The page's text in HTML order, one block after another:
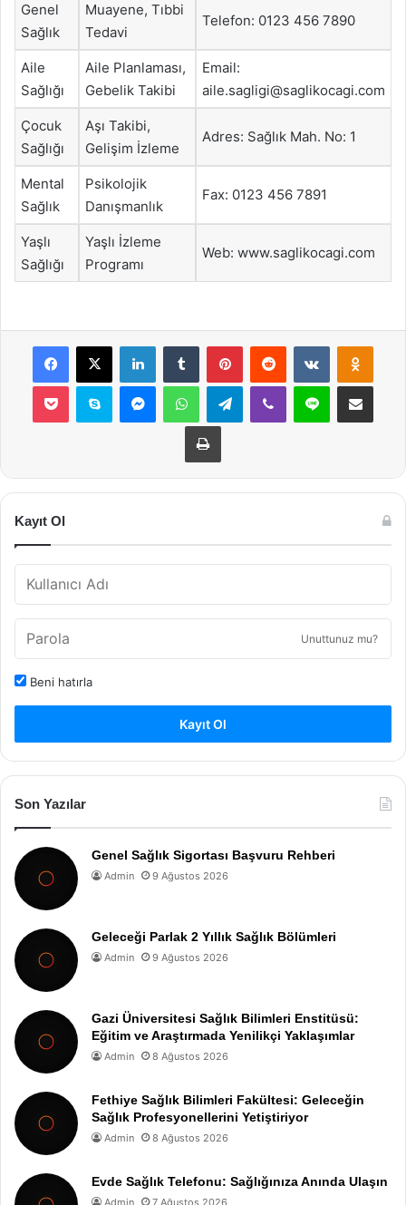
Genel
Sağlık
Muayene, Tıbbi
Tedavi
Telefon: 0123 456 7890
Aile
Sağlığı
Aile Planlaması,
Gebelik Takibi
Email:
aile.sagligi@saglikocagi.com
Çocuk
Sağlığı
Aşı Takibi,
Gelişim İzleme
Adres: Sağlık Mah. No: 1
Mental
Sağlık
Psikolojik
Danışmanlık
Fax: 0123 456 7891
Yaşlı
Sağlığı
Yaşlı İzleme
Programı
Web: www.saglikocagi.com
Facebook
X LinkedInTumblr PinterestReddit VKontakte
Pocket Skype MessengerWhatsAppTelegramViber Line E-Posta ile
Yazdır
Kayıt Ol
Unuttunuz mu?
Beni hatırla
Kayıt Ol
Son Yazılar
Genel Sağlık Sigortası Başvuru Rehberi
Admin 9 Ağustos 2026
Geleceği Parlak 2 Yıllık Sağlık Bölümleri
Admin 9 Ağustos 2026
Gazi Üniversitesi Sağlık Bilimleri Enstitüsü:
Eğitim ve Araştırmada Yenilikçi Yaklaşımlar
Admin 8 Ağustos 2026
Fethiye Sağlık Bilimleri Fakültesi: Geleceğin
Sağlık Profesyonellerini Yetiştiriyor
Admin 8 Ağustos 2026
Evde Sağlık Telefonu: Sağlığınıza Anında Ulaşın
Admin 7 Ağustos 2026